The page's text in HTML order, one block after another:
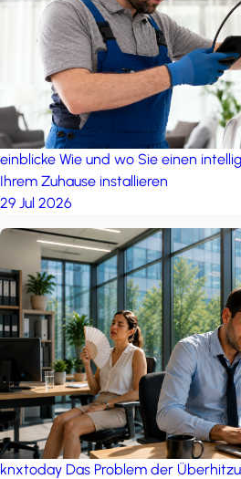
einblicke Wie und wo Sie einen
Ihrem Zuhause installieren
29 Jul 2026
knxtoday Das Problem der